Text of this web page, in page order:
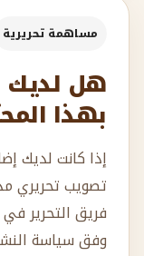
مساهمة تحريرية
هل لديك
بهذا
إذا كانت لديك
تصويب تحريري
وفق سياسة